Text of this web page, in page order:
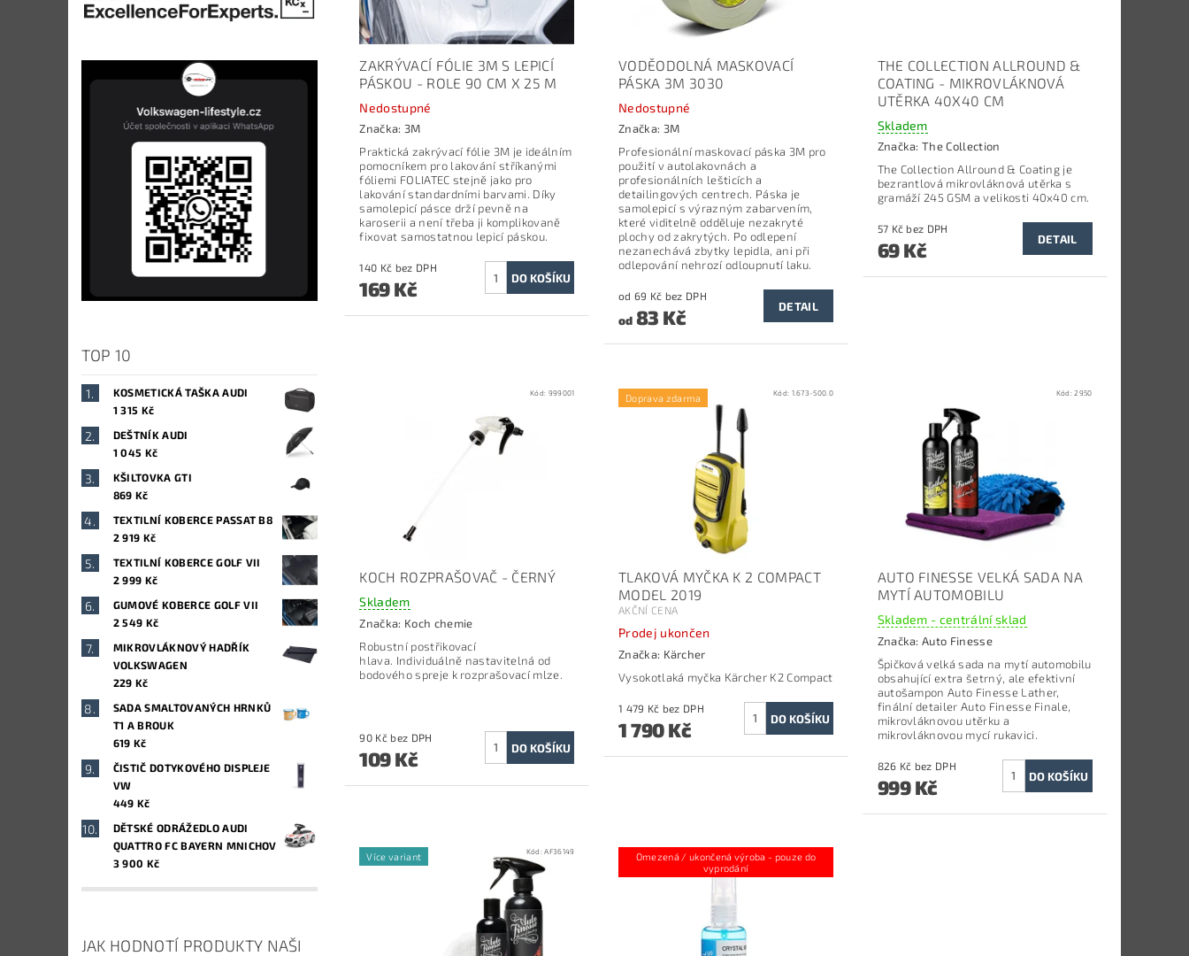
TOP 10
KOSMETICKÁ TAŠKA AUDI
1 315 Kč
DEŠTNÍK AUDI
1 045 Kč
KŠILTOVKA GTI
869 Kč
TEXTILNÍ KOBERCE PASSAT B8
2 919 Kč
TEXTILNÍ KOBERCE GOLF VII
2 999 Kč
GUMOVÉ KOBERCE GOLF VII
2 549 Kč
MIKROVLÁKNOVÝ HADŘÍK
VOLKSWAGEN
229 Kč
SADA SMALTOVANÝCH HRNKŮ
T1 A BROUK
619 Kč
ČISTIČ DOTYKOVÉHO DISPLEJE
VW
449 Kč
DĚTSKÉ ODRÁŽEDLO AUDI
QUATTRO FC BAYERN MNICHOV
3 900 Kč
JAK HODNOTÍ PRODUKTY NAŠI
ZAKRÝVACÍ FÓLIE 3M S LEPICÍ
PÁSKOU - ROLE 90 CM X 25 M
Nedostupné
Značka: 3M
Praktická zakrývací fólie 3M je ideálním
pomocníkem pro lakování stříkanými
fóliemi FOLIATEC stejně jako pro
lakování standardními barvami. Díky
samolepicí pásce drží pevně na
karoserii a není třeba ji komplikovaně
fixovat samostatnou lepicí páskou.
140 Kč bez DPH
169 Kč
VODĚODOLNÁ MASKOVACÍ
PÁSKA 3M 3030
Nedostupné
Značka: 3M
Profesionální maskovací páska 3M pro
použití v autolakovnách a
profesionálních lešticích a
detailingových centrech. Páska je
samolepicí s výrazným zabarvením,
které viditelně odděluje nezakryté
plochy od zakrytých. Po odlepení
nezanechává zbytky lepidla, ani při
odlepování nehrozí odloupnutí laku.
od 69 Kč bez DPH
od83 Kč DETAIL
THE COLLECTION ALLROUND &
COATING - MIKROVLÁKNOVÁ
UTĚRKA 40X40 CM
Skladem
Značka:The Collection
The Collection Allround & Coating je
bezrantlová mikrovláknová utěrka s
gramáží 245 GSM a velikosti 40x40 cm.
57 Kč bez DPH
69 Kč DETAIL
Kód: 999001
KOCH ROZPRAŠOVAČ - ČERNÝ
Skladem
Značka: Koch chemie
Robustní postřikovací
hlava. Individuálně nastavitelná od
bodového spreje k rozprašovací mlze.
90 Kč bez DPH
109 Kč
Doprava zdarma Kód: 1.673-500.0
TLAKOVÁ MYČKA K 2 COMPACT
MODEL 2019
AKČNÍ CENA
Prodej ukončen
Značka: Kärcher
Vysokotlaká myčka Kärcher K2 Compact
1 479 Kč bez DPH
1 790 Kč
Kód:2950
AUTO FINESSE VELKÁ SADA NA
MYTÍ AUTOMOBILU
Skladem - centrální sklad
Značka:Auto Finesse
Špičková velká sada na mytí automobilu
obsahující extra šetrný, ale efektivní
autošampon Auto Finesse Lather,
finální detailer Auto Finesse Finale,
mikrovláknovou utěrku a
mikrovláknovou mycí rukavici.
826 Kč bez DPH
999 Kč
Více variant Kód:AF36149
Omezená / ukončená výroba - pouze do
vyprodání